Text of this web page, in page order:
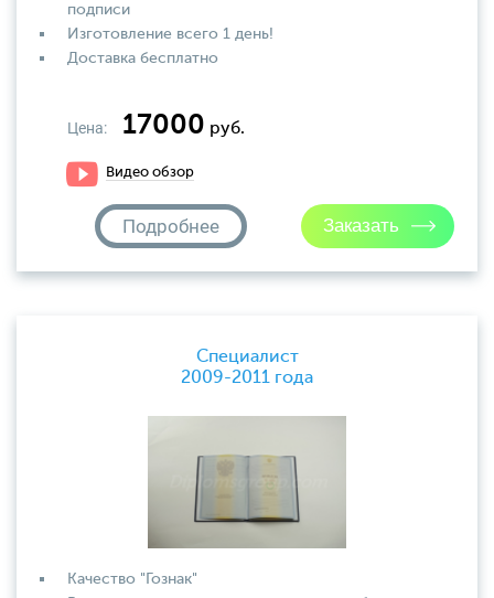
подписи
Изготовление всего 1 день!
Доставка бесплатно
Цена: 17000 руб.
Видео обзор
Подробнее
Специалист
2009-2011 года
Качество "Гознак"